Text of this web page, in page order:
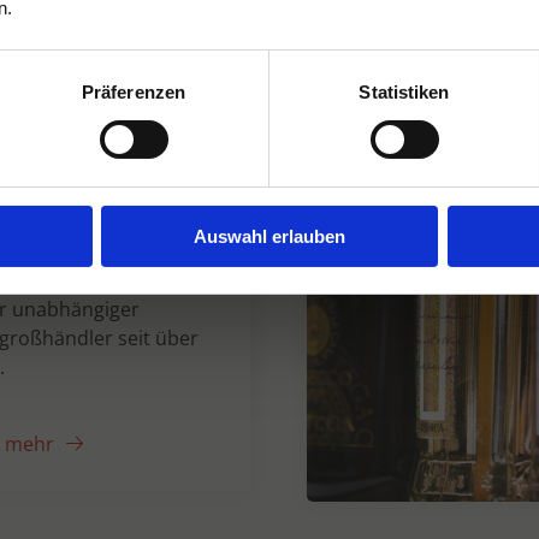
Präferenzen Statistiken
Auswahl erlauben
Dranken seit
unabhängiger
seit über
mehr